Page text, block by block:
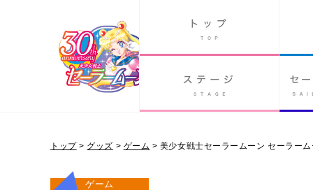
トップ> グッズ > ゲーム > 美少女戦士セーラームーン セーラー
グッズ
ゲーム